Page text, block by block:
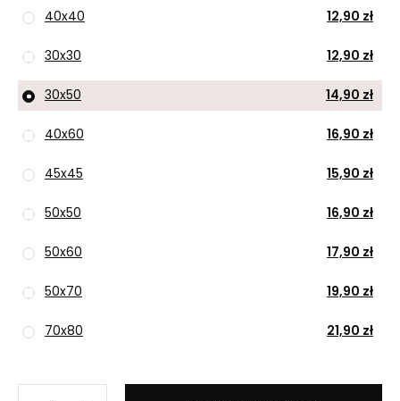
40x40 12,90 zł
30x30 12,90 zł
30x50 14,90 zł
40x60 16,90 zł
45x45 15,90 zł
50x50 16,90 zł
50x60 17,90 zł
50x70 19,90 zł
70x80 21,90 zł